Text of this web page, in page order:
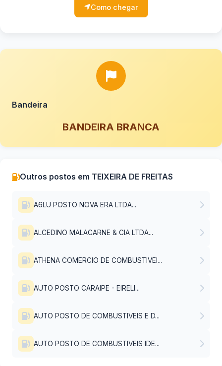
Como chegar
Bandeira
BANDEIRA BRANCA
Outros postos em TEIXEIRA DE FREITAS
A6LU POSTO NOVA ERA LTDA...
ALCEDINO MALACARNE & CIA LTDA...
ATHENA COMERCIO DE COMBUSTIVEI...
AUTO POSTO CARAIPE - EIRELI...
AUTO POSTO DE COMBUSTIVEIS E D...
AUTO POSTO DE COMBUSTIVEIS IDE...